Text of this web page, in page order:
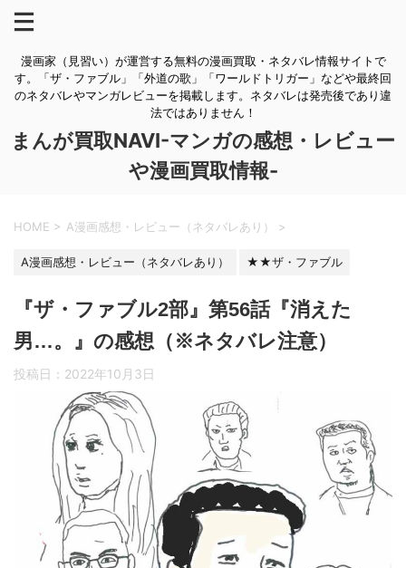
漫画家（見習い）が運営する無料の漫画買取・ネタバレ情報サイトで
す。「ザ・ファブル」「外道の歌」「ワールドトリガー」などや最終回
のネタバレやマンガレビューを掲載します。ネタバレは発売後であり違
法ではありません！
まんが買取NAVI-マンガの感想・レビュー
や漫画買取情報-
HOME > A漫画感想・レビュー（ネタバレあり） >
A漫画感想・レビュー（ネタバレあり） ★★ザ・ファブル
『ザ・ファブル2部』第56話『消えた
男…。』の感想（※ネタバレ注意）
投稿日： 2022年10月3日